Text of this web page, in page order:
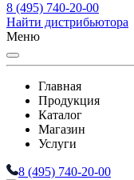
8 (495) 740-20-00
Найти дистрибьютора
Меню
Главная
Продукция
Каталог
Магазин
Услуги
8 (495) 740-20-00